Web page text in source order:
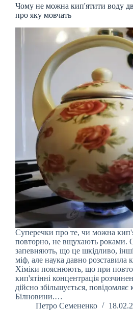
Чому не можна кип'ятити воду
про яку мовчать
Суперечки про те, чи можна
повторно, не вщухають роками.
запевняють, що це шкідливо,
міф, але наука давно розставила
Хіміки пояснюють, що при
кип'ятінні концентрація
дійсно збільшується, повідомляє
Білновини.…
Петро Семененко